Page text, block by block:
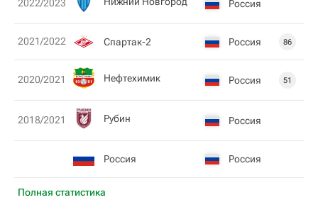
Полная статистика
2022/2023 Россия
2021/2022 Спартак-2 Россия 86
2020/2021 Нефтехимик Россия 51
2018/2021 Рубин Россия
Россия Россия